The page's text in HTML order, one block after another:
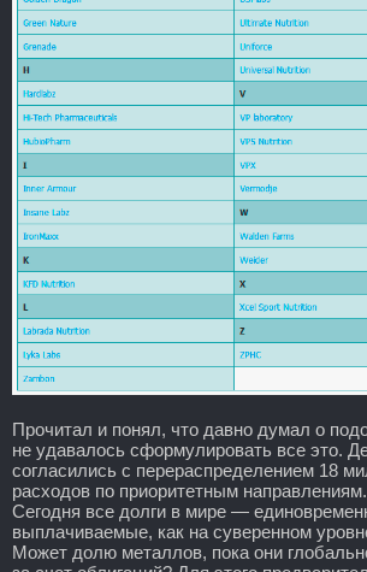
Прочитал и понял, что давно думал о
не удавалось сформулировать все это.
согласились с перераспределением 18
расходов по приоритетным направлениям.
Сегодня все долги в мире —
выплачиваемые, как на суверенном
Может долю металлов, пока они